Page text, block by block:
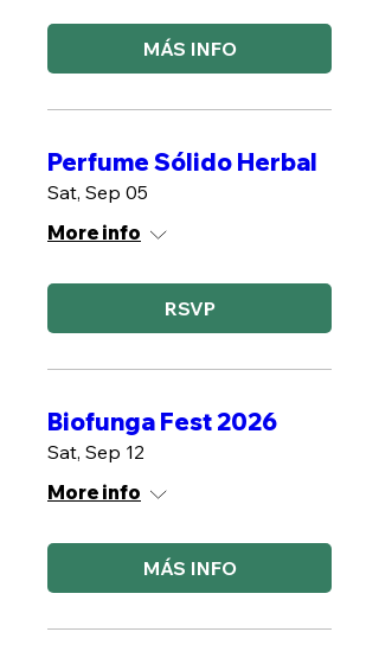
MÁS INFO
Perfume Sólido Herbal
Sat, Sep 05
More info
RSVP
Biofunga Fest 2026
Sat, Sep 12
More info
MÁS INFO